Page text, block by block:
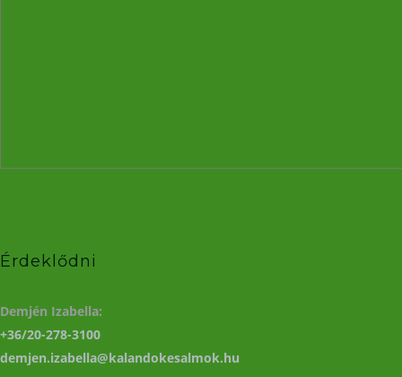
Érdeklődni
Demjén Izabella:
+36/20-278-3100
demjen.izabella@kalandokesalmok.hu